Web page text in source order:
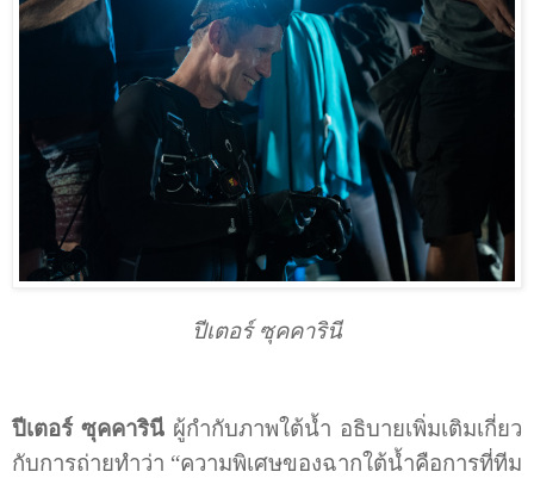
ปีเตอร์ ซุคคารินี
ปีเตอร์ ซุคคารินี ผู้กำกับภาพใต้น้ำ อธิบายเพิ่มเติมเกี่ยว
กับการถ่ายทำว่า “ความพิเศษของฉากใต้น้ำคือการที่ทีม